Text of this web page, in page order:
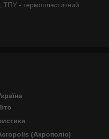
ТПУ - термопластичний
(Акрополіс)